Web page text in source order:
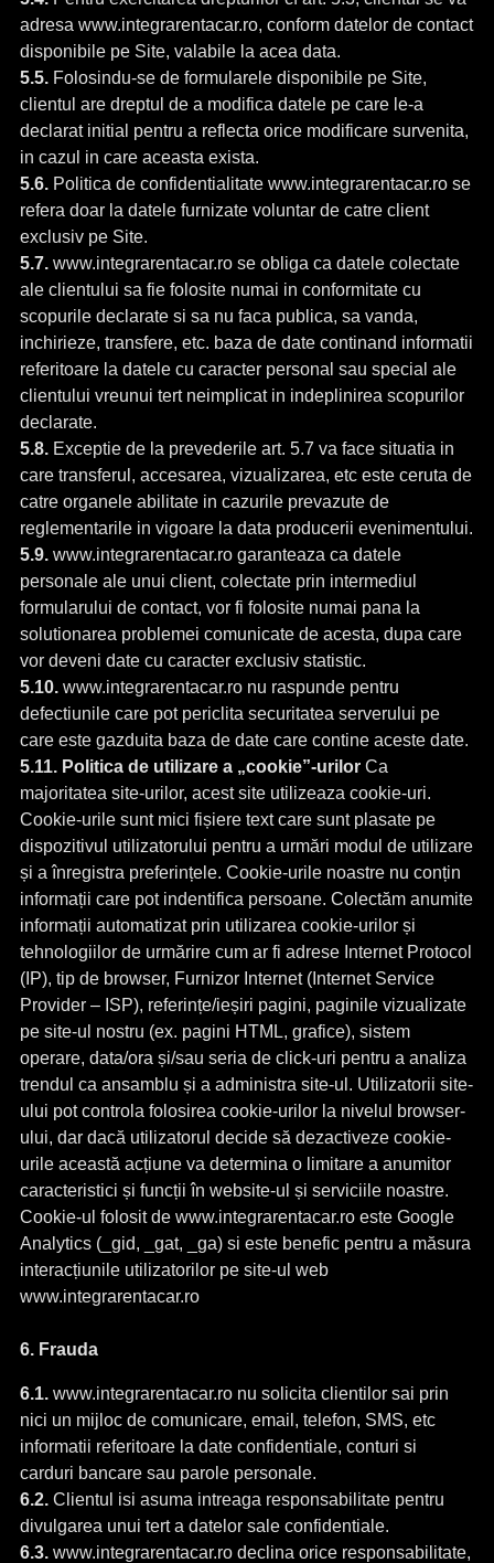
adresa www.integrarentacar.ro, conform datelor de contact
disponibile pe Site, valabile la acea data.
5.5.Folosindu-se de formularele disponibile pe Site,
clientul are dreptul de a modifica datele pe care le-a
declarat initial pentru a reflecta orice modificare survenita,
in cazul in care aceasta exista.
5.6.Politica de confidentialitate www.integrarentacar.ro se
refera doar la datele furnizate voluntar de catre client
exclusiv pe Site.
5.7.www.integrarentacar.ro se obliga ca datele colectate
ale clientului sa fie folosite numai in conformitate cu
scopurile declarate si sa nu faca publica, sa vanda,
inchirieze, transfere, etc. baza de date continand informatii
referitoare la datele cu caracter personal sau special ale
clientului vreunui tert neimplicat in indeplinirea scopurilor
declarate.
5.8.Exceptie de la prevederile art. 5.7 va face situatia in
care transferul, accesarea, vizualizarea, etc este ceruta de
catre organele abilitate in cazurile prevazute de
reglementarile in vigoare la data producerii evenimentului.
5.9.www.integrarentacar.ro garanteaza ca datele
personale ale unui client, colectate prin intermediul
formularului de contact, vor fi folosite numai pana la
solutionarea problemei comunicate de acesta, dupa care
vor deveni date cu caracter exclusiv statistic.
5.10.www.integrarentacar.ro nu raspunde pentru
defectiunile care pot periclita securitatea serverului pe
care este gazduita baza de date care contine aceste date.
5.11. Politica de utilizare a „cookie”-urilorCa
majoritatea site-urilor, acest site utilizeaza cookie-uri.
Cookie-urile sunt mici fișiere text care sunt plasate pe
dispozitivul utilizatorului pentru a urmări modul de utilizare
și a înregistra preferințele. Cookie-urile noastre nu conțin
informații care pot indentifica persoane. Colectăm anumite
informații automatizat prin utilizarea cookie-urilor și
tehnologiilor de urmărire cum ar fi adrese Internet Protocol
(IP), tip de browser, Furnizor Internet (Internet Service
Provider – ISP), referințe/ieșiri pagini, paginile vizualizate
pe site-ul nostru (ex. pagini HTML, grafice), sistem
operare, data/ora și/sau seria de click-uri pentru a analiza
trendul ca ansamblu și a administra site-ul. Utilizatorii site-
ului pot controla folosirea cookie-urilor la nivelul browser-
ului, dar dacă utilizatorul decide să dezactiveze cookie-
urile această acțiune va determina o limitare a anumitor
caracteristici și funcții în website-ul și serviciile noastre.
Cookie-ul folosit de www.integrarentacar.ro este Google
Analytics (_gid, _gat, _ga) si este benefic pentru a măsura
interacțiunile utilizatorilor pe site-ul web
www.integrarentacar.ro
6. Frauda
6.1.www.integrarentacar.ro nu solicita clientilor sai prin
nici un mijloc de comunicare, email, telefon, SMS, etc
informatii referitoare la date confidentiale, conturi si
carduri bancare sau parole personale.
6.2.Clientul isi asuma intreaga responsabilitate pentru
divulgarea unui tert a datelor sale confidentiale.
6.3.www.integrarentacar.ro declina orice responsabilitate,